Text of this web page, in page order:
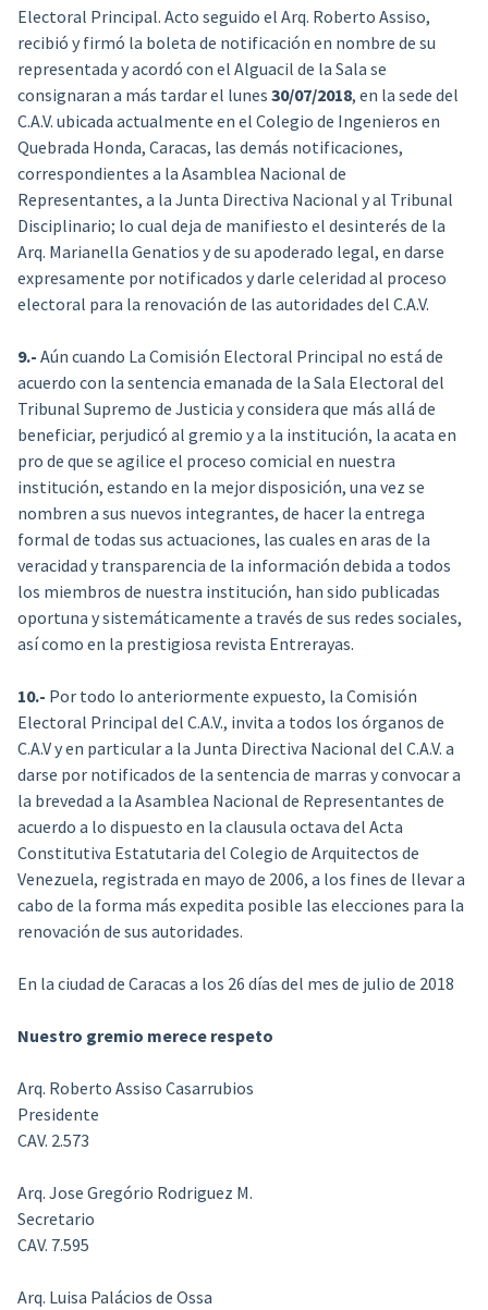
Electoral Principal. Acto seguido el Arq. Roberto Assiso,
recibió y firmó la boleta de notificación en nombre de su
representada y acordó con el Alguacil de la Sala se
consignaran a más tardar el lunes 30/07/2018, en la sede del
C.A.V. ubicada actualmente en el Colegio de Ingenieros en
Quebrada Honda, Caracas, las demás notificaciones,
correspondientes a la Asamblea Nacional de
Representantes, a la Junta Directiva Nacional y al Tribunal
Disciplinario; lo cual deja de manifiesto el desinterés de la
Arq. Marianella Genatios y de su apoderado legal, en darse
expresamente por notificados y darle celeridad al proceso
electoral para la renovación de las autoridades del C.A.V.
9.- Aún cuando La Comisión Electoral Principal no está de
acuerdo con la sentencia emanada de la Sala Electoral del
Tribunal Supremo de Justicia y considera que más allá de
beneficiar, perjudicó al gremio y a la institución, la acata en
pro de que se agilice el proceso comicial en nuestra
institución, estando en la mejor disposición, una vez se
nombren a sus nuevos integrantes, de hacer la entrega
formal de todas sus actuaciones, las cuales en aras de la
veracidad y transparencia de la información debida a todos
los miembros de nuestra institución, han sido publicadas
oportuna y sistemáticamente a través de sus redes sociales,
así como en la prestigiosa revista Entrerayas.
10.- Por todo lo anteriormente expuesto, la Comisión
Electoral Principal del C.A.V., invita a todos los órganos de
C.A.V y en particular a la Junta Directiva Nacional del C.A.V. a
darse por notificados de la sentencia de marras y convocar a
la brevedad a la Asamblea Nacional de Representantes de
acuerdo a lo dispuesto en la clausula octava del Acta
Constitutiva Estatutaria del Colegio de Arquitectos de
Venezuela, registrada en mayo de 2006, a los fines de llevar a
cabo de la forma más expedita posible las elecciones para la
renovación de sus autoridades.
En la ciudad de Caracas a los 26 días del mes de julio de 2018
Nuestro gremio merece respeto
Arq. Roberto Assiso Casarrubios
Presidente
CAV. 2.573
Arq. Jose Gregório Rodriguez M.
Secretario
CAV. 7.595
Arq. Luisa Palácios de Ossa